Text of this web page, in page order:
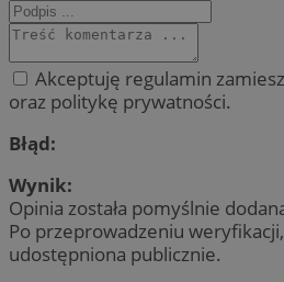
Akceptuję regulamin
oraz politykę prywatności.
Błąd:
Wynik:
Opinia została pomyślnie
Po przeprowadzeniu
udostępniona publicznie.